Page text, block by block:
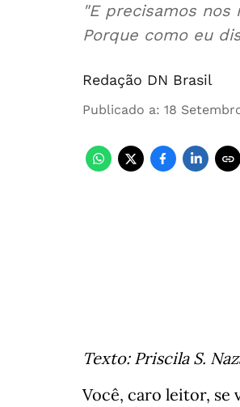
"E precisamos
Porque como eu
Redação DN Brasil
Publicado a: 18
Texto: Priscila S.
Você, caro leitor, se